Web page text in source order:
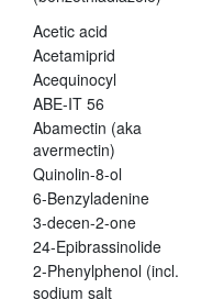
Acetic acid
Acetamiprid
Acequinocyl
ABE-IT 56
Abamectin (aka
avermectin)
Quinolin-8-ol
6-Benzyladenine
3-decen-2-one
24-Epibrassinolide
2-Phenylphenol (incl.
sodium salt